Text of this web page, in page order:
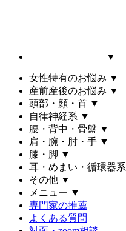
▼
女性特有のお悩み ▼
産前産後のお悩み ▼
頭部・顔・首 ▼
自律神経系 ▼
腰・背中・骨盤 ▼
肩・腕・肘・手 ▼
膝・脚 ▼
耳・めまい・循環器系
その他 ▼
メニュー ▼
専門家の推薦
よくある質問